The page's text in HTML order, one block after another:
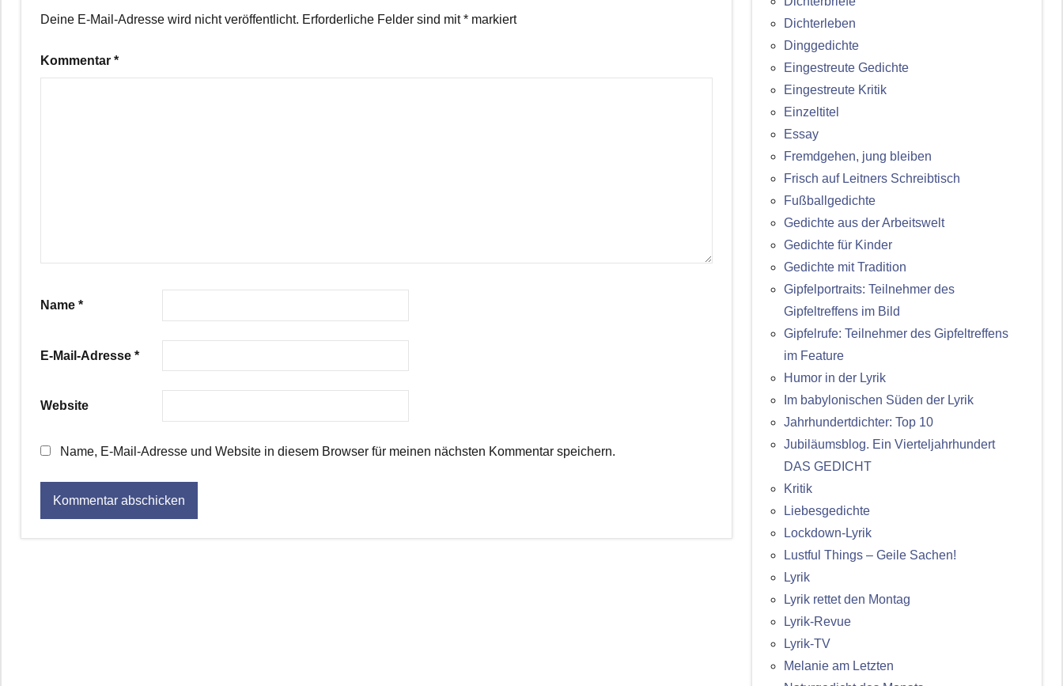
Deine E-Mail-Adresse wird nicht veröffentlicht. Erforderliche Felder sind mit* markiert
Kommentar *
Name *
E-Mail-Adresse *
Website
Name, E-Mail-Adresse und Website in diesem Browser für meinen nächsten Kommentar speichern.
Dichterleben
Dinggedichte
Eingestreute Gedichte
Eingestreute Kritik
Einzeltitel
Essay
Fremdgehen, jung bleiben
Frisch auf Leitners Schreibtisch
Fußballgedichte
Gedichte aus der Arbeitswelt
Gedichte für Kinder
Gedichte mit Tradition
Gipfelportraits: Teilnehmer des
Gipfeltreffens im Bild
Gipfelrufe: Teilnehmer des Gipfeltreffens
im Feature
Humor in der Lyrik
Im babylonischen Süden der Lyrik
Jahrhundertdichter: Top 10
Jubiläumsblog. Ein Vierteljahrhundert
DAS GEDICHT
Kritik
Liebesgedichte
Lockdown-Lyrik
Lustful Things – Geile Sachen!
Lyrik
Lyrik rettet den Montag
Lyrik-Revue
Lyrik-TV
Melanie am Letzten